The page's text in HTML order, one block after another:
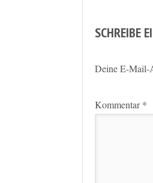
SCHREIBE
Deine E-Mail-
Kommentar*